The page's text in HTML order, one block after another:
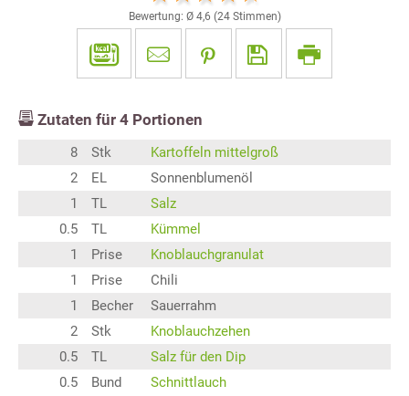
Bewertung: Ø 4,6 (24Stimmen)
Zutaten für 4 Portionen
8 Stk
Kartoffeln mittelgroß
2
EL
Sonnenblumenöl
1
TL
Salz
0.5
TL
Kümmel
1
Prise
Knoblauchgranulat
1
Prise
Chili
1
Becher
Sauerrahm
2
Stk
Knoblauchzehen
0.5
TL
Salz für den Dip
0.5
Bund Schnittlauch